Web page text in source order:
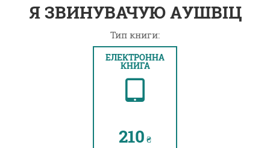
Я ЗВИНУВАЧУЮ АУШВІЦ
Тип книги:
ЕЛЕКТРОННА
КНИГА
210 ₴